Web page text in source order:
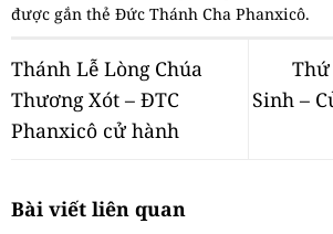
được gắn thẻ Đức Thánh Cha Phanxicô.
Thánh Lễ Lòng Chúa
Thương Xót – ĐTC
Phanxicô cử hành
Sinh –
Bài viết liên quan